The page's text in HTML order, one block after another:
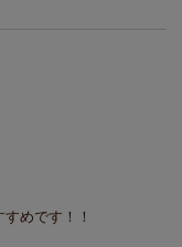
めです！！